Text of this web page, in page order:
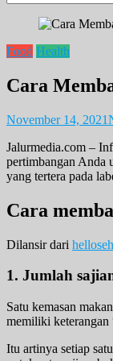
for:
Food Health
Cara
November 14, 2021
Jalurmedia.com –
pertimbangan Anda
yang tertera pada
Cara
Dilansir dari
1. Jumlah
Satu kemasan
memiliki keterangan
Itu artinya setiap